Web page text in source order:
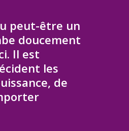
peut-être un
doucement
Il est
les
de